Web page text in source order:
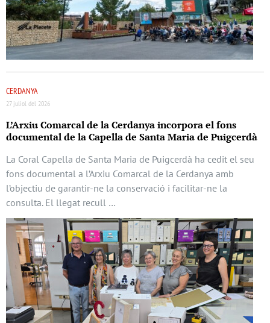
CERDANYA
27 juliol del 2026
L’Arxiu Comarcal de la Cerdanya incorpora el fons
documental de la Capella de Santa Maria de Puigcerdà
La Coral Capella de Santa Maria de Puigcerdà ha cedit el seu
fons documental a l’Arxiu Comarcal de la Cerdanya amb
l’objectiu de garantir-ne la conservació i facilitar-ne la
consulta. El llegat recull …